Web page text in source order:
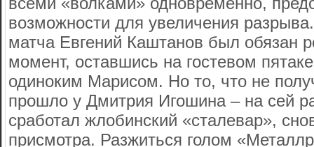
возможности для увеличения
матча Евгений Каштанов был обязан
момент, оставшись на гостевом
одиноким Марисом. Но то, что не
прошло у Дмитрия Игошина – на сей
сработал жлобинский «сталевар»,
присмотра. Разжиться голом